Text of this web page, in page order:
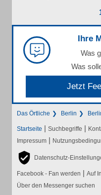
Ihre
Was
Was
Jetzt
Das Örtliche Berlin
Startseite | Suchbegriffe |
Impressum |
Datenschutz-
Facebook - Fan werden | Auf
Über den Messenger suchen